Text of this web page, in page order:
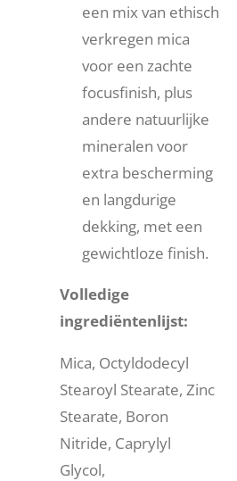
een mix van ethisch
verkregen mica
voor een zachte
focusfinish, plus
andere natuurlijke
mineralen voor
extra bescherming
en langdurige
dekking, met een
gewichtloze finish.
Volledige
ingrediëntenlijst:
Mica, Octyldodecyl
Stearoyl Stearate, Zinc
Stearate, Boron
Nitride, Caprylyl
Glycol,